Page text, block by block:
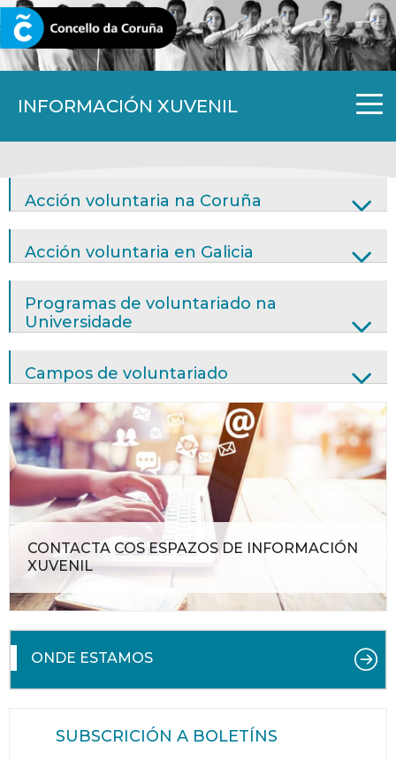
INFORMACIÓN XUVENIL
CORUNA.GAL
Acción voluntaria na Coruña
Acción voluntaria en Galicia
Programas de voluntariado na
Universidade
Campos de voluntariado
CONTACTA COS ESPAZOS DE INFORMACIÓN
XUVENIL
ONDE ESTAMOS
SUBSCRICIÓN A BOLETÍNS